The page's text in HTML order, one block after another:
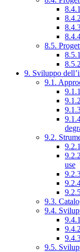
8.5.
9. Sviluppo
9.1.
9.2.
use
9.3.
9.4.
9.5.